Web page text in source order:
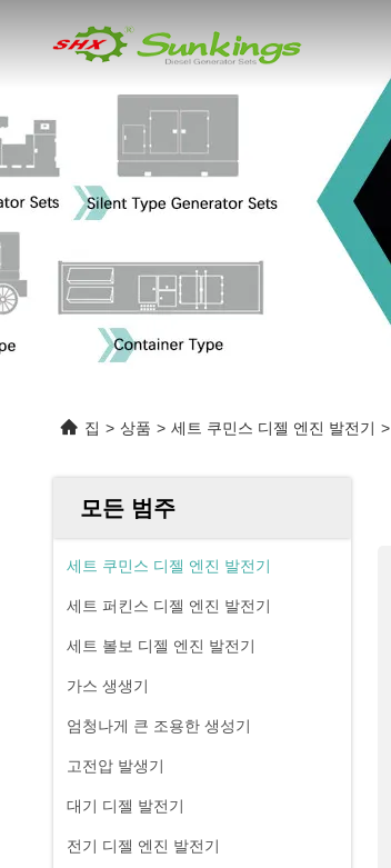
집 > 상품 > 세트 쿠민스 디젤 엔진 발전기 >
모든 범주
세트 쿠민스 디젤 엔진 발전기
세트 퍼킨스 디젤 엔진 발전기
세트 볼보 디젤 엔진 발전기
가스 생생기
엄청나게 큰 조용한 생성기
고전압 발생기
대기 디젤 발전기
전기 디젤 엔진 발전기